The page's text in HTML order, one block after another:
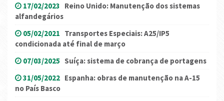
17/02/2023 Reino Unido: Manutenção dos sistemas
alfandegários
05/02/2021 Transportes Especiais: A25/IP5
condicionada até final de março
07/03/2025 Suíça: sistema de cobrança de portagens
31/05/2022 Espanha: obras de manutenção na A-15
no País Basco